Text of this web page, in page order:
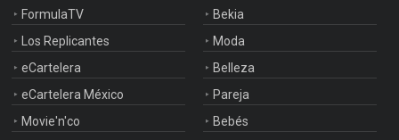
FormulaTV
Los Replicantes
eCartelera
eCartelera México
Movie'n'co
Bekia
Moda
Belleza
Pareja
Bebés